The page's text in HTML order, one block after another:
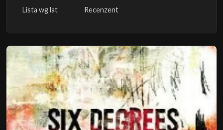
Lista wg lat
Recenzent